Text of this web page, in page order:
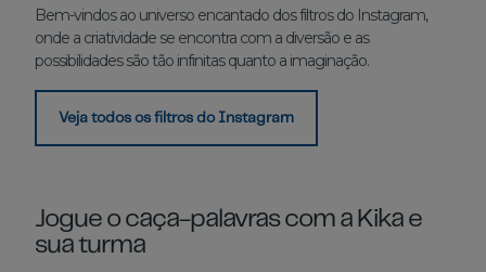
Bem-vindos ao universo encantado dos filtros do Instagram,
onde a criatividade se encontra com a diversão e as
possibilidades são tão infinitas quanto a imaginação.
Veja todos os filtros do Instagram
Jogue o caça-palavras com a Kika e
sua turma